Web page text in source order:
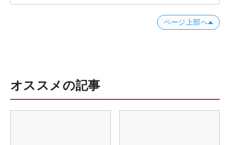
ページ上部へ
オススメの記事